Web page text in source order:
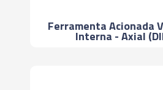
Ferramenta Acionada
Interna - Axial